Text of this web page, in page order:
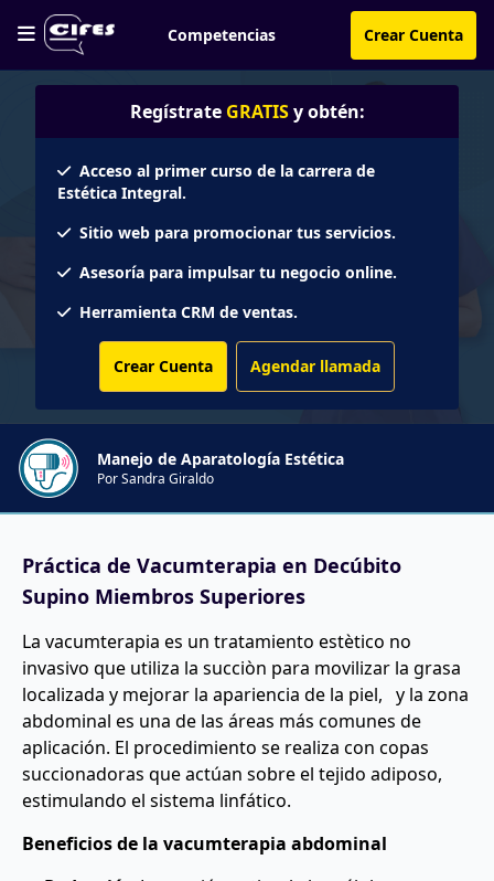
Competencias Crear Cuenta
Regístrate GRATIS y obtén:
Acceso al primer curso de la carrera de
Estética Integral.
Sitio web para promocionar tus servicios.
Asesoría para impulsar tu negocio online.
Herramienta CRM de ventas.
Crear Cuenta Agendar llamada
Manejo de Aparatología Estética
Por Sandra Giraldo
Práctica de Vacumterapia en Decúbito
Supino Miembros Superiores
La vacumterapia es un tratamiento estètico no
invasivo que utiliza la succiòn para movilizar la grasa
localizada y mejorar la apariencia de la piel, y la zona
abdominal es una de las áreas más comunes de
aplicación. El procedimiento se realiza con copas
succionadoras que actúan sobre el tejido adiposo,
estimulando el sistema linfático.
Beneficios de la vacumterapia abdominal